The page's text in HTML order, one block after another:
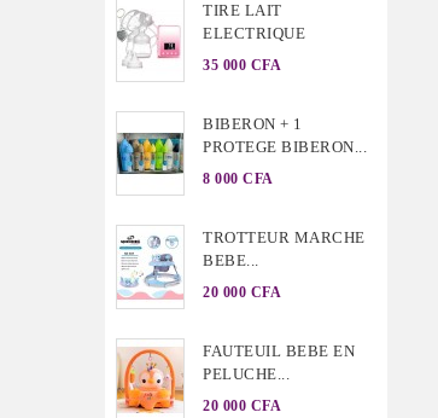
TIRE LAIT
ELECTRIQUE
35 000 CFA
BIBERON + 1
PROTEGE BIBERON...
8 000 CFA
TROTTEUR MARCHE
BEBE...
20 000 CFA
FAUTEUIL BEBE EN
PELUCHE...
20 000 CFA